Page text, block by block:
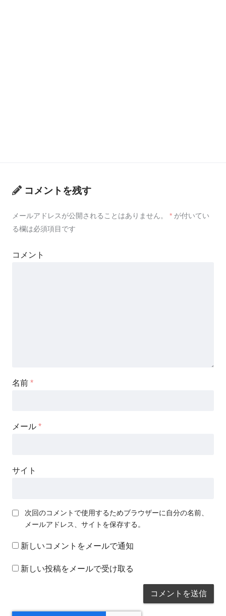
コメントを残す
メールアドレスが公開されることはありません。 * が付いてい
る欄は必須項目です
コメント
名前 *
メール *
サイト
次回のコメントで使用するためブラウザーに自分の名前、
メールアドレス、サイトを保存する。
新しいコメントをメールで通知
新しい投稿をメールで受け取る